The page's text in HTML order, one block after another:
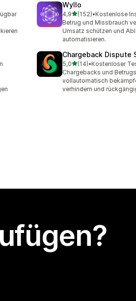
Wyllo
4,9von 5 Sternen
(152)
152 Rezensionen
•Kostenlose
Betrug und Missbrauch
Umsatz schützen und
automatisieren.
Chargeback Dispute
5,0von 5 Sternen
(14)
14 Rezensionen
•Kostenloser
Chargebacks und
vollautomatisch
verhindern und